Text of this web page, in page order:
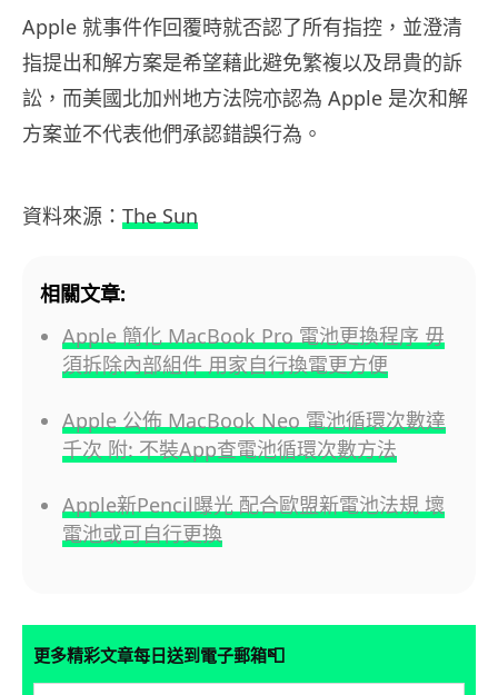
Apple 就事件作回覆時就否認了所有指控，並澄清
指提出和解方案是希望藉此避免繁複以及昂貴的訴
訟，而美國北加州地方法院亦認為 Apple 是次和解
方案並不代表他們承認錯誤行為。
資料來源： The Sun
相關文章:
Apple 簡化 MacBook Pro 電池更換程序 毋
須拆除內部組件 用家自行換電更方便
Apple 公佈 MacBook Neo 電池循環次數達
千次 附: 不裝App查電池循環次數方法
Apple新Pencil曝光 配合歐盟新電池法規 壞
電池或可自行更換
更多精彩文章每日送到電子郵箱📮